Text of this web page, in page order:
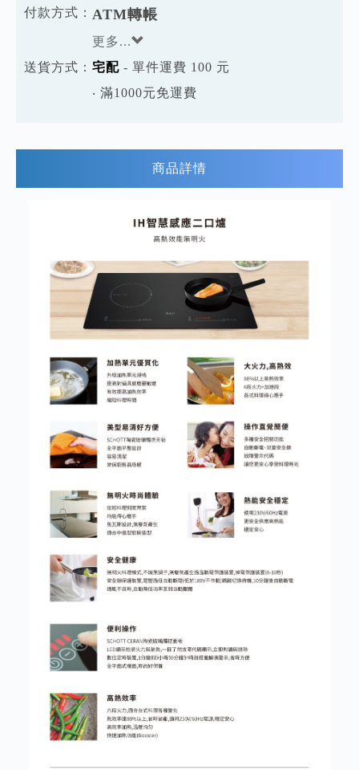
付款方式： ATM轉帳
更多...
送貨方式： 宅配 - 單件運費 100 元
‧ 滿1000元免運費
商品詳情